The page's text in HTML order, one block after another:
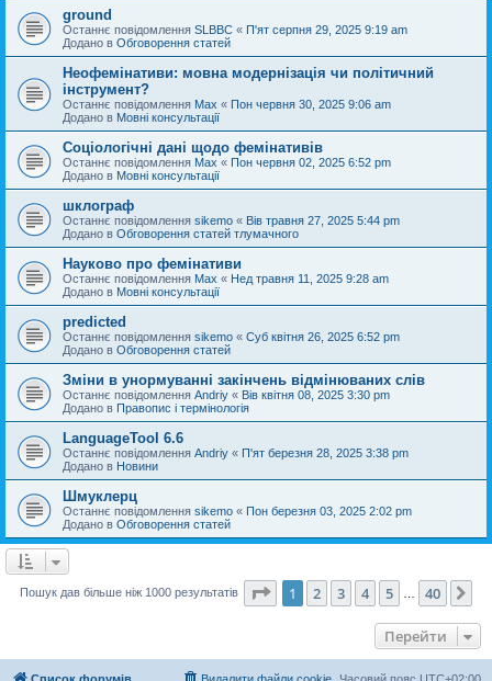
ground
Останнє повідомлення SLBBC « П'ят серпня 29, 2025 9:19 am
Додано в Обговорення статей
Неофемінативи: мовна модернізація чи політичний
інструмент?
Останнє повідомлення Max « Пон червня 30, 2025 9:06 am
Додано в Мовні консультації
Соціологічні дані щодо фемінативів
Останнє повідомлення Max « Пон червня 02, 2025 6:52 pm
Додано в Мовні консультації
шклограф
Останнє повідомлення sikemo « Вів травня 27, 2025 5:44 pm
Додано в Обговорення статей тлумачного
Науково про фемінативи
Останнє повідомлення Max « Нед травня 11, 2025 9:28 am
Додано в Мовні консультації
predicted
Останнє повідомлення sikemo « Суб квітня 26, 2025 6:52 pm
Додано в Обговорення статей
Зміни в унормуванні закінчень відмінюваних слів
Останнє повідомлення Andriy « Вів квітня 08, 2025 3:30 pm
Додано в Правопис і термінологія
LanguageTool 6.6
Останнє повідомлення Andriy « П'ят березня 28, 2025 3:38 pm
Додано в Новини
Шмуклерц
Останнє повідомлення sikemo « Пон березня 03, 2025 2:02 pm
Додано в Обговорення статей
Пошук дав більше ніж 1000 результатів Сторінка 1 40
1 2 3 4 5 40
Перейти
Список форумів Часовий пояс UTC+02:00
Видалити файли cookie